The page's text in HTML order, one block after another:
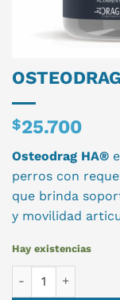
$25.700
Osteodrag HA®
perros con
que brinda
y movilidad
Hay existencias